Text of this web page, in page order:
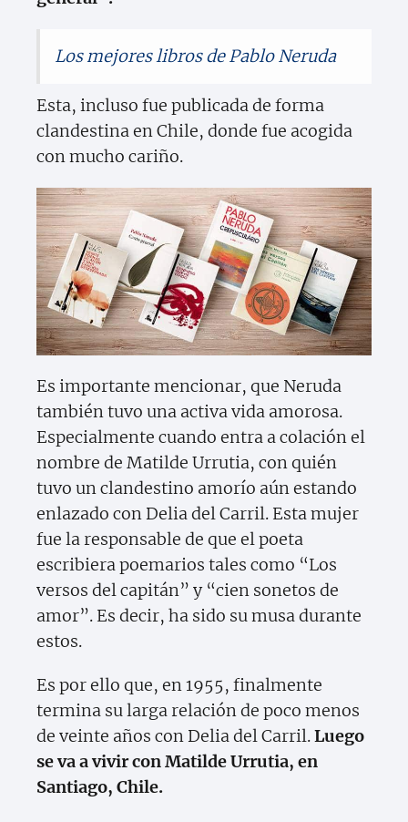
Los mejores libros de Pablo Neruda
Esta, incluso fue publicada de forma
clandestina en Chile, donde fue acogida
con mucho cariño.
Es importante mencionar, que Neruda
también tuvo una activa vida amorosa.
Especialmente cuando entra a colación el
nombre de Matilde Urrutia, con quién
tuvo un clandestino amorío aún estando
enlazado con Delia del Carril. Esta mujer
fue la responsable de que el poeta
escribiera poemarios tales como “Los
versos del capitán” y “cien sonetos de
amor”. Es decir, ha sido su musa durante
estos.
Es por ello que, en 1955, finalmente
termina su larga relación de poco menos
de veinte años con Delia del Carril.Luego
se va a vivir con Matilde Urrutia, en
Santiago, Chile.